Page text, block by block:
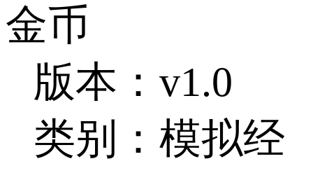
金币
版本：v1.0
类别：模拟经